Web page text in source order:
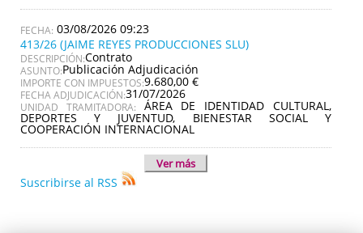
03/08/2026 09:23
413/26 (JAIME REYES PRODUCCIONES SLU)
DESCRIPCIÓN:Contrato
ASUNTO:Publicación Adjudicación
IMPORTE CON IMPUESTOS:9.680,00 €
FECHA ADJUDICACIÓN:31/07/2026
UNIDAD TRAMITADORA: ÁREA DE IDENTIDAD CULTURAL,
DEPORTES Y JUVENTUD, BIENESTAR SOCIAL Y
COOPERACIÓN INTERNACIONAL
Ver más
Suscribirse al RSS